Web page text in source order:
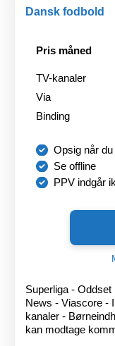
Dansk fodbold
Pris måned
TV-kanaler
Via
Binding
Opsig når du
Se offline
PPV indgår
Superliga -
News - Viascore -
kanaler -
kan modtage